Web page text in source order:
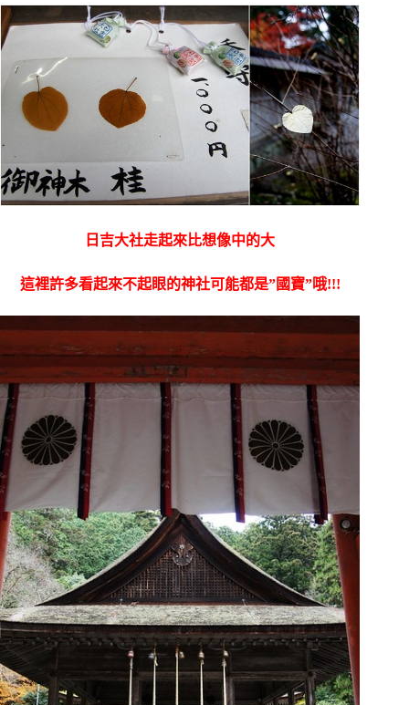
日吉大社走起來比想像中的大
這裡許多看起來不起眼的神社可能都是”國寶”哦!!!